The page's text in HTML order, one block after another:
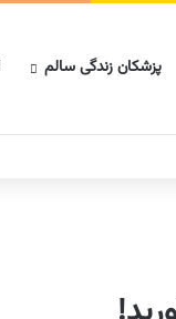
پزشکان زندگی سالم